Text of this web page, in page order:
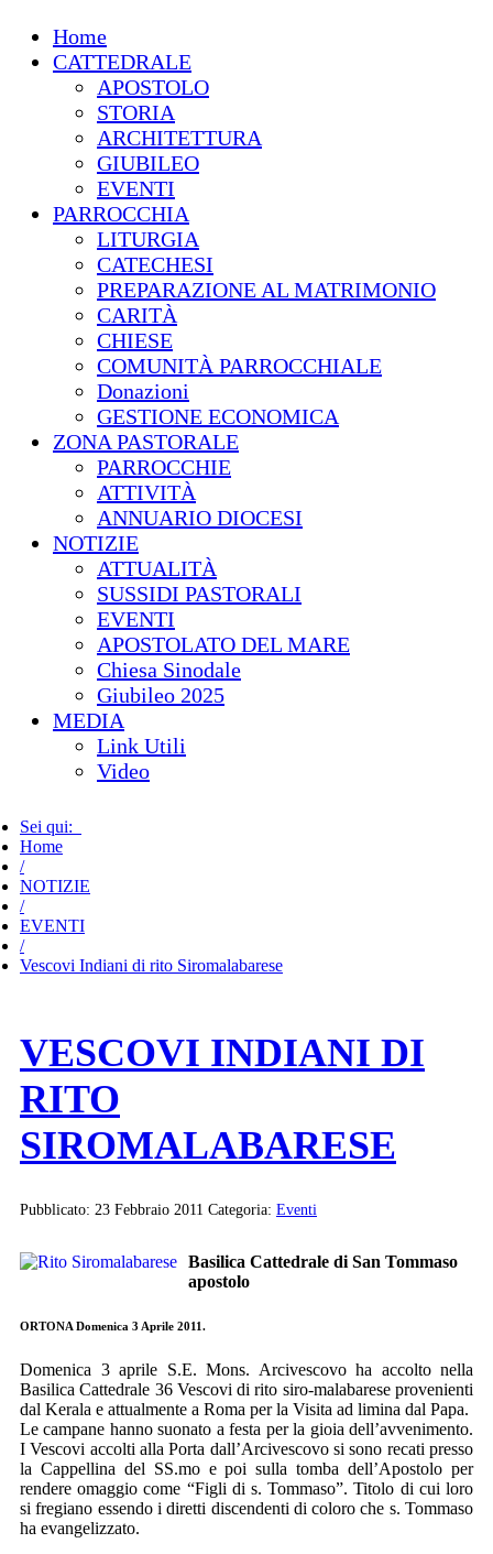
Home
CATTEDRALE
APOSTOLO
STORIA
ARCHITETTURA
GIUBILEO
EVENTI
PARROCCHIA
LITURGIA
CATECHESI
PREPARAZIONE AL MATRIMONIO
CARITÀ
CHIESE
COMUNITÀ PARROCCHIALE
Donazioni
GESTIONE ECONOMICA
ZONA PASTORALE
PARROCCHIE
ATTIVITÀ
ANNUARIO DIOCESI
NOTIZIE
ATTUALITÀ
SUSSIDI PASTORALI
EVENTI
APOSTOLATO DEL MARE
Chiesa Sinodale
Giubileo 2025
MEDIA
Link Utili
Video
Sei qui:
Home
/
NOTIZIE
/
EVENTI
/
Vescovi Indiani di rito Siromalabarese
VESCOVI INDIANI DI
RITO
SIROMALABARESE
Pubblicato: 23 Febbraio 2011 Categoria: Eventi
Basilica Cattedrale di San Tommaso
apostolo
ORTONA Domenica 3 Aprile 2011.
Domenica 3 aprile S.E. Mons. Arcivescovo ha accolto nella
Basilica Cattedrale 36 Vescovi di rito siro-malabarese provenienti
dal Kerala e attualmente a Roma per la Visita ad limina dal Papa.
Le campane hanno suonato a festa per la gioia dell’avvenimento.
I Vescovi accolti alla Porta dall’Arcivescovo si sono recati presso
la Cappellina del SS.mo e poi sulla tomba dell’Apostolo per
rendere omaggio come “Figli di s. Tommaso”. Titolo di cui loro
si fregiano essendo i diretti discendenti di coloro che s. Tommaso
ha evangelizzato.